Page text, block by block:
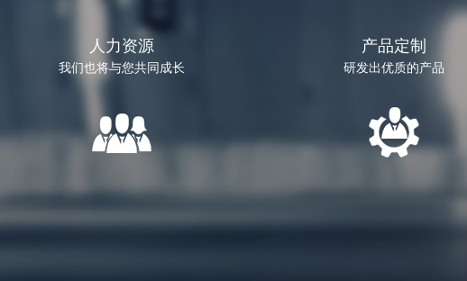
人力资源
我们也将与您共同成长
产品定制
研发出优质的产品